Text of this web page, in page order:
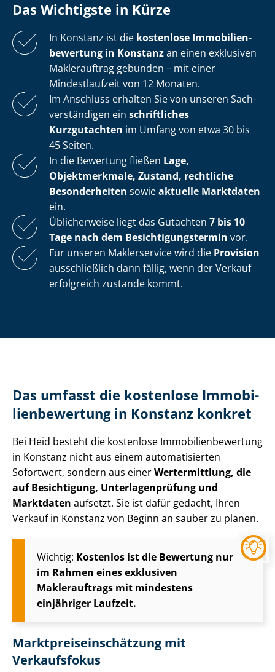
Das Wichtigste in Kürze
In Konstanz ist die kostenlose Im­mo­bi­li­en­
be­wer­tung in Konstanzan einen exklusiven
Maklerauftrag gebunden – mit einer
Mindestlaufzeit von 12 Monaten.
Im Anschluss erhalten Sie von unseren Sach­
ver­stän­di­gen ein schriftliches
Kurzgutachten im Umfang von etwa 30 bis
45 Seiten.
In die Bewertung fließen Lage,
Objektmerkmale, Zustand, rechtliche
Besonderheiten sowieaktuelle Marktdaten
ein.
Üblicherweise liegt das Gutachten 7 bis 10
Tage nach dem Be­sich­ti­gungs­ter­min vor.
Für unseren Maklerservice wird die Provision
ausschließlich dann fällig, wenn der Verkauf
erfolgreich zustande kommt.
Das umfasst die kostenlose Im­mo­bi­
li­en­be­wer­tung in Konstanz konkret
Bei Heid besteht die kostenlose Im­mo­bi­li­en­be­wer­tung
in Konstanz nicht aus einem automatisierten
Sofortwert, sondern aus einerWertermittlung, die
auf Besichtigung, Un­ter­la­gen­prü­fung und
Marktdaten aufsetzt. Sie ist dafür gedacht, Ihren
Verkauf in Konstanz von Beginn an sauber zu planen.
Wichtig: Kostenlos ist die Bewertung nur
im Rahmen eines exklusiven
Maklerauftrags mit mindestens
einjähriger Laufzeit.
Markt­preis­ein­schät­zung mit
Verkaufsfokus